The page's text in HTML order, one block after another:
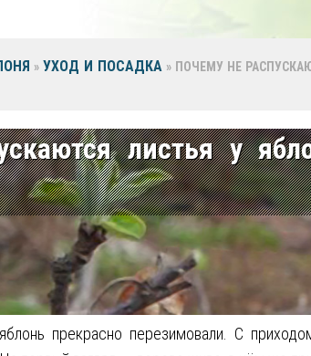
» УХОД И ПОСАДКА » ПОЧЕМУ НЕ
листья у
прекрасно перезимовали. С